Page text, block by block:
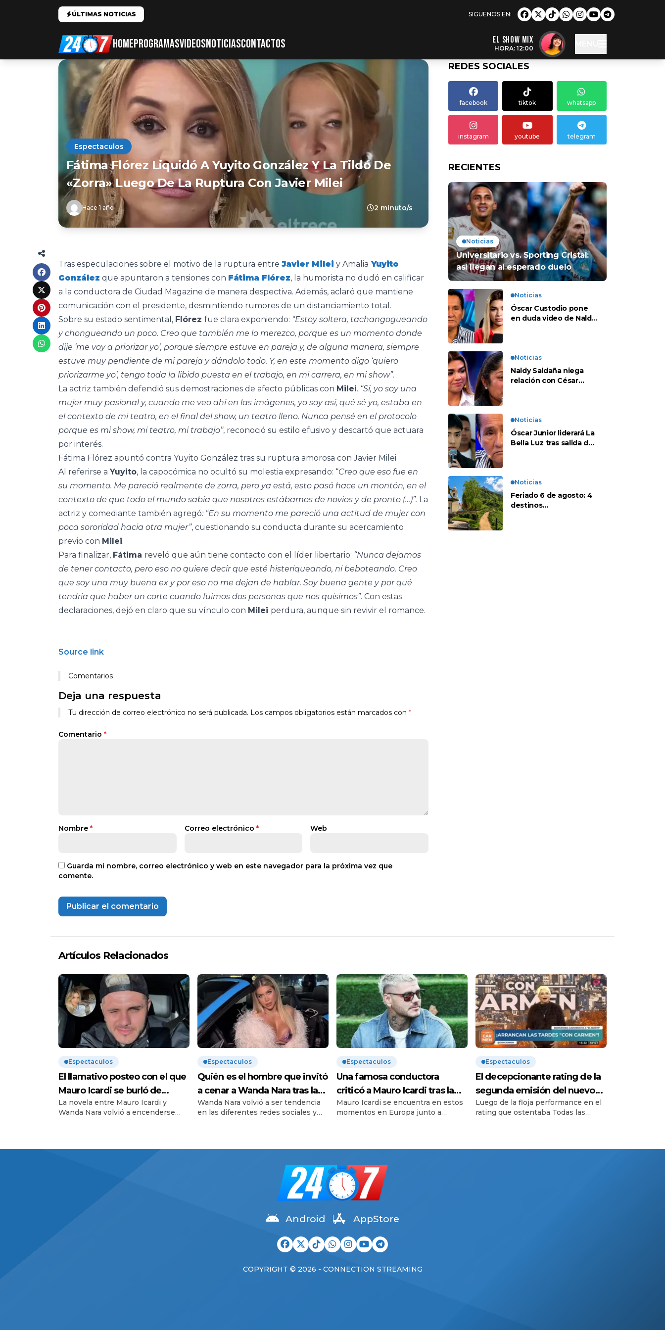
ÚLTIMAS NOTICIAS
HOMEPROGRAMASVIDEOSNOTICIASCONTACTOS EL SHOW MIX
HORA: 12:00
Espectaculos
Fátima Flórez Liquidó A Yuyito González Y La Tildó De
«zorra» Luego De La Ruptura Con Javier Milei
Hace 1 año 2 minuto/s
Tras especulaciones sobre el motivo de la ruptura entre Javier Milei y Amalia Yuyito
González que apuntaron a tensiones con Fátima Flórez, la humorista no dudó en calificar
a la conductora de Ciudad Magazine de manera despectiva. Además, aclaró que mantiene
comunicación con el presidente, desmintiendo rumores de un distanciamiento total.
Sobre su estado sentimental, Flórez fue clara exponiendo: “Estoy soltera, tachangogueando
y chongueando un poco. Creo que también me lo merezco, porque es un momento donde
dije ‘me voy a priorizar yo’, porque siempre estuve en pareja y, de alguna manera, siempre
estuve muy pendiente de mi pareja y dándolo todo. Y, en este momento digo ‘quiero
priorizarme yo’, tengo toda la libido puesta en el trabajo, en mi carrera, en mi show”.
La actriz también defendió sus demostraciones de afecto públicas con Milei. “Sí, yo soy una
mujer muy pasional y, cuando me veo ahí en las imágenes, yo soy así, qué sé yo, estaba en
el contexto de mi teatro, en el final del show, un teatro lleno. Nunca pensé en el protocolo
porque es mi show, mi teatro, mi trabajo”, reconoció su estilo efusivo y descartó que actuara
por interés.
Fátima Flórez apuntó contra Yuyito González tras su ruptura amorosa con Javier Milei
Al referirse a Yuyito, la capocómica no ocultó su molestia expresando: “Creo que eso fue en
su momento. Me pareció realmente de zorra, pero ya está, esto pasó hace un montón, en el
contexto de que todo el mundo sabía que nosotros estábamos de novios y de pronto (…)”. La
actriz y comediante también agregó: “En su momento me pareció una actitud de mujer con
poca sororidad hacia otra mujer”, cuestionando su conducta durante su acercamiento
previo con Milei.
Para finalizar, Fátima reveló que aún tiene contacto con el líder libertario: “Nunca dejamos
de tener contacto, pero eso no quiere decir que esté histeriqueando, ni beboteando. Creo
que soy una muy buena ex y por eso no me dejan de hablar. Soy buena gente y por qué
tendría que haber un corte cuando fuimos dos personas que nos quisimos”. Con estas
declaraciones, dejó en claro que su vínculo con Milei perdura, aunque sin revivir el romance.
Source link
Comentarios
Deja una respuesta
Tu dirección de correo electrónico no será publicada. Los campos obligatorios están marcados con *
Comentario *
Nombre * Correo electrónico * Web
Guarda mi nombre, correo electrónico y web en este navegador para la próxima vez que
comente.
REDES SOCIALES
facebook tiktok whatsapp
instagram youtube telegram
RECIENTES
Noticias
Universitario vs. Sporting Cristal:
así llegan al esperado duelo
Noticias
Óscar Custodio pone
en duda video de Naldy
Noticias
Naldy Saldaña niega
relación con César
Noticias
Óscar Junior liderará La
Bella Luz tras salida de
Noticias
Feriado 6 de agosto: 4
destinos
Artículos Relacionados
Espectaculos
El llamativo posteo con el que
Mauro Icardi se burló de
Wanda Nara tras la audiencia
de divorcio
La novela entre Mauro Icardi y
Wanda Nara volvió a encenderse
que no se veían las caras. En las
Espectaculos
Quién es el hombre que invitó
a cenar a Wanda Nara tras la
dura audiencia con Mauro
Icardi
Wanda Nara volvió a ser tendencia
en las diferentes redes sociales y
nada desapercibida en la audiencia
durante la jornada del miércoles en
Italia. Lejos de la sencillez, la
empresaria llegó al lugar […]
Espectaculos
Una famosa conductora
criticó a Mauro Icardi tras la
audiencia con Wanda Nara:
«Me cuesta creer que…»
Mauro Icardi se encuentra en estos
momentos en Europa junto a
mantuvo junto a Wanda Nara en
cara después de un tiempo largo.
Luego de algunas horas, las
primeras informaciones
comenzaron […]
Espectaculos
El decepcionante rating de la
segunda emisión del nuevo
programa de Carmen Barbieri
en El Nueve
Luego de la floja performance en el
rating que ostentaba Todas las
confiaron en la popularidad y oficio
Android AppStore
COPYRIGHT © 2026 - CONNECTION STREAMING